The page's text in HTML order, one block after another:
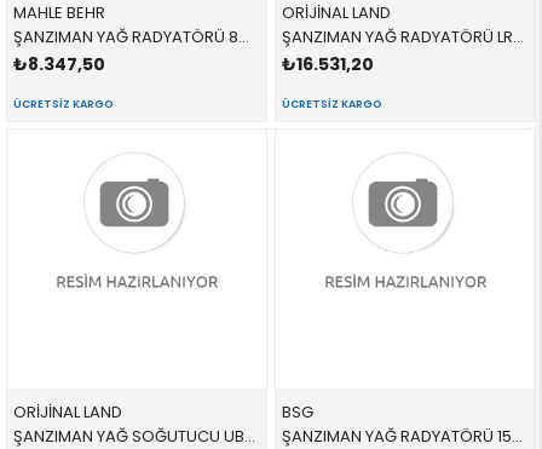
MAHLE BEHR
ŞANZIMAN YAĞ RADYATÖRÜ 8MO376725211,CLC19000P UBC760011 17217803830 VOGUE 3.0 2002-2009
₺8.347,50
ÜCRETSIZ KARGO
ORİJİNAL LAND
ŞANZIMAN YAĞ RADYATÖRÜ LR036354 LR036354 LR036354 VOGUE 3.0 2002-2009
₺16.531,20
ÜCRETSIZ KARGO
ORİJİNAL LAND
ŞANZIMAN YAĞ SOĞUTUCU UBC500120 UBC500120 UBC500120
BSG
ŞANZIMAN YAĞ RADYATÖRÜ 15506020 17217551647 17217551647